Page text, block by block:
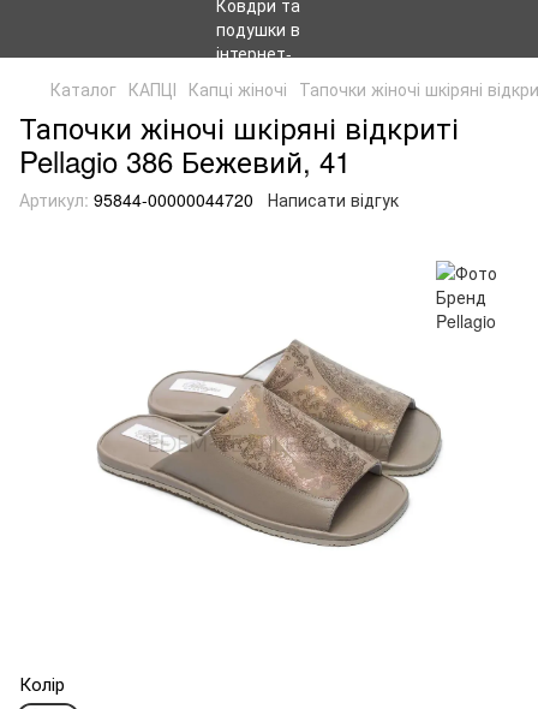
Каталог КАПЦІ Капці жіночі Тапочки жіночі шкіряні
Тапочки жіночі шкіряні відкриті
Pellagio 386 Бежевий, 41
Артикул: 95844-00000044720 Написати відгук
Колір